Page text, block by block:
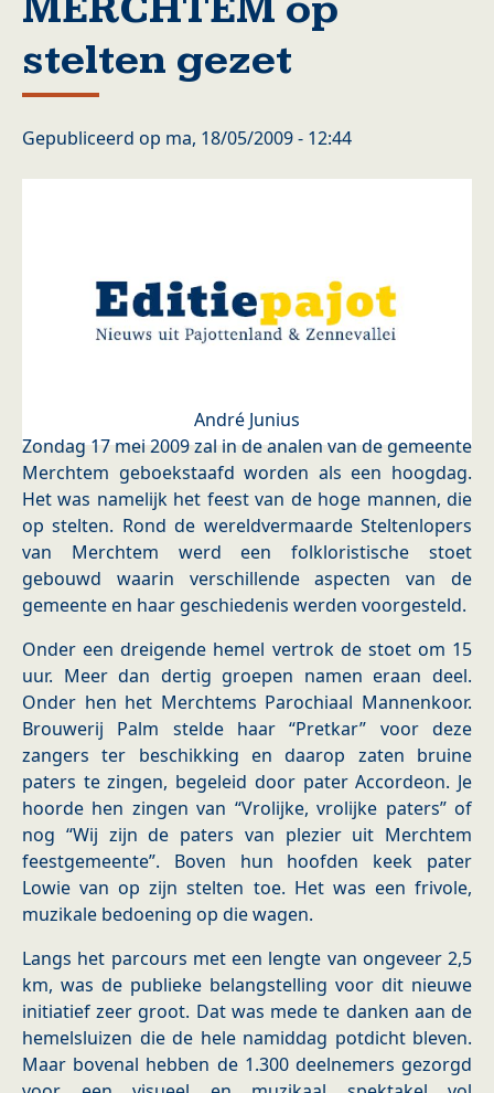
stelten gezet
Gepubliceerd op ma, 18/05/2009 - 12:44
André Junius
Zondag 17 mei 2009 zal in de analen van de gemeente
Merchtem geboekstaafd worden als een hoogdag.
Het was namelijk het feest van de hoge mannen, die
op stelten. Rond de wereldvermaarde Steltenlopers
van Merchtem werd een folkloristische stoet
gebouwd waarin verschillende aspecten van de
gemeente en haar geschiedenis werden voorgesteld.
Onder een dreigende hemel vertrok de stoet om 15
uur. Meer dan dertig groepen namen eraan deel.
Onder hen het Merchtems Parochiaal Mannenkoor.
Brouwerij Palm stelde haar “Pretkar” voor deze
zangers ter beschikking en daarop zaten bruine
paters te zingen, begeleid door pater Accordeon. Je
hoorde hen zingen van “Vrolijke, vrolijke paters” of
nog “Wij zijn de paters van plezier uit Merchtem
feestgemeente”. Boven hun hoofden keek pater
Lowie van op zijn stelten toe. Het was een frivole,
muzikale bedoening op die wagen.
Langs het parcours met een lengte van ongeveer 2,5
km, was de publieke belangstelling voor dit nieuwe
initiatief zeer groot. Dat was mede te danken aan de
hemelsluizen die de hele namiddag potdicht bleven.
Maar bovenal hebben de 1.300 deelnemers gezorgd